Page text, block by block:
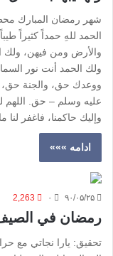
شهر رمضان المبارك
الحمد للهِ حمداً كثيراً
والأرض ومن فيهن، ولك
ولك الحمد أنت نور
ووعدك حق، والجنة حق،
عليه وسلم – حق. اللهم
وإليك حاكمنا، فاغفر لنا
ادامه »»»
۹۰/۰۵/۲۵ ۰ 2,263
رمضان في
تحقيق: يارا نجاتي مع